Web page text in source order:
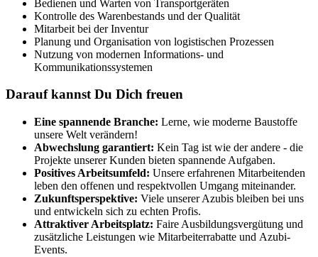
Bedienen und Warten von Transportgeräten
Kontrolle des Warenbestands und der Qualität
Mitarbeit bei der Inventur
Planung und Organisation von logistischen Prozessen
Nutzung von modernen Informations- und
Kommunikationssystemen
Darauf kannst Du Dich freuen
Eine spannende Branche: Lerne, wie moderne Baustoffe
unsere Welt verändern!
Abwechslung garantiert: Kein Tag ist wie der andere - die
Projekte unserer Kunden bieten spannende Aufgaben.
Positives Arbeitsumfeld: Unsere erfahrenen Mitarbeitenden
leben den offenen und respektvollen Umgang miteinander.
Zukunftsperspektive: Viele unserer Azubis bleiben bei uns
und entwickeln sich zu echten Profis.
Attraktiver Arbeitsplatz: Faire Ausbildungsvergütung und
zusätzliche Leistungen wie Mitarbeiterrabatte und Azubi-
Events.